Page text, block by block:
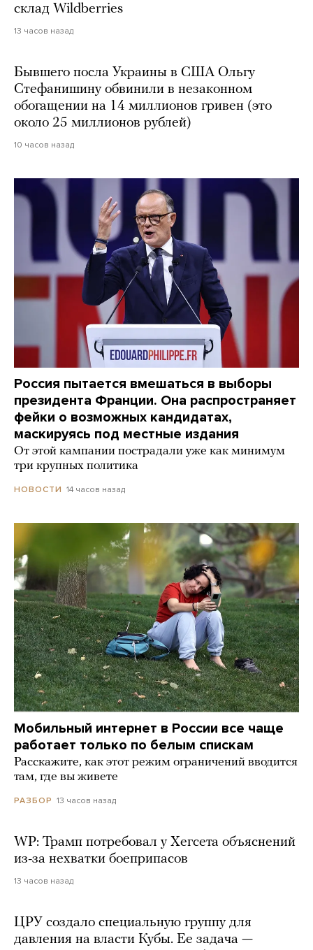
склад Wildberries
13 часов назад
Бывшего посла Украины в США Ольгу
Стефанишину обвинили в незаконном
обогащении на 14 миллионов гривен (это
около 25 миллионов рублей)
10 часов назад
Россия пытается вмешаться в выборы
президента Франции. Она распространяет
фейки о возможных кандидатах,
маскируясь под местные издания
От этой кампании пострадали уже как минимум
три крупных политика
НОВОСТИ 14 часов назад
Мобильный интернет в России все чаще
работает только по белым спискам
Расскажите, как этот режим ограничений вводится
там, где вы живете
РАЗБОР 13 часов назад
WP: Трамп потребовал у Хегсета объяснений
из-за нехватки боеприпасов
13 часов назад
ЦРУ создало специальную группу для
давления на власти Кубы. Ее задача —